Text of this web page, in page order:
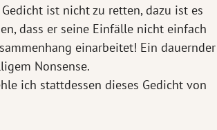
ist nicht zu retten, dazu ist es
dass er seine Einfälle nicht einfach
einarbeitet! Ein dauernder
Nonsense.
ich stattdessen dieses Gedicht von